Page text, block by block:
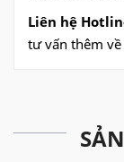
Liên hệ
tư vấn thêm về